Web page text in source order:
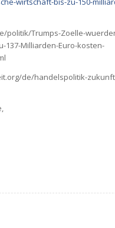
politik/Trumps-Zoelle-
137-Milliarden-Euro-kosten-
de/handelspolitik-